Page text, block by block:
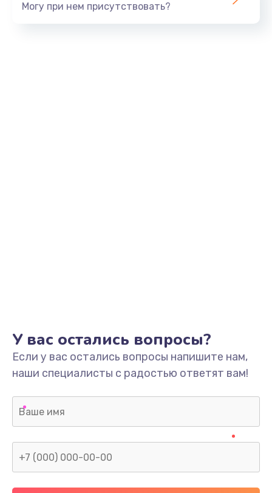
Могу при нем присутствовать?
У вас остались вопросы?
Если у вас остались вопросы напишите нам,
наши специалисты с радостью ответят вам!